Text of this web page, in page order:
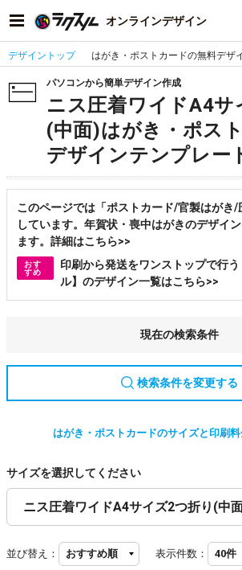
オンラインデザイン
デザイントップ はがき・ポストカードの無料デザ
パソコンから簡単デザイン作成
ニス圧着ワイドA4サ
(中面)はがき・ポス
デザインテンプレー
このページでは「ポストカード/官製はがき/
しています。年賀状・喪中はがきのデザイ
ます。詳細はこちら>>
おす
すめ
印刷から発送をワンストップで行
ル】のデザイン一覧はこちら>>
現在の検索条件
検索条件を変更する
はがき・ポストカードのサイズと印刷
サイズを選択してください
並び替え： 表示件数：